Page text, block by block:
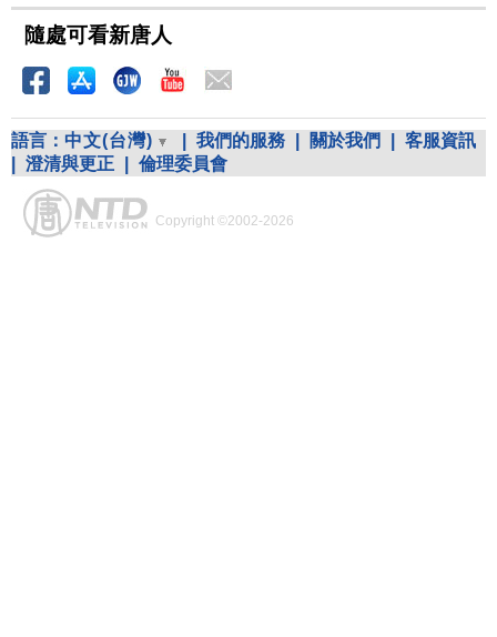
隨處可看新唐人
語言： 中文(台灣) 我們的服務 關於我們
客服資訊
澄清與更正 倫理委員會
Copyright ©2002-2026